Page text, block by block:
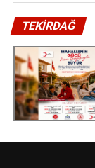
TEKIRDAĞ